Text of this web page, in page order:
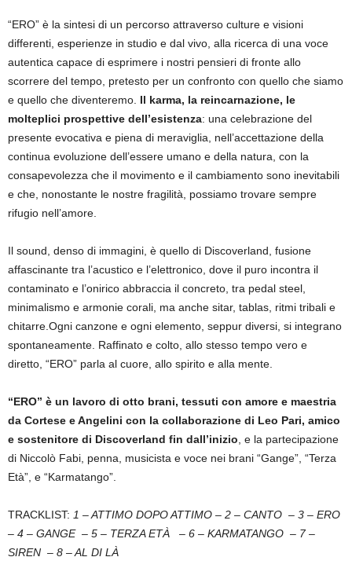
“ERO” è la sintesi di un percorso attraverso culture e visioni
differenti, esperienze in studio e dal vivo, alla ricerca di una voce
autentica capace di esprimere i nostri pensieri di fronte allo
scorrere del tempo, pretesto per un confronto con quello che siamo
e quello che diventeremo. Il karma, la reincarnazione, le
molteplici prospettive dell’esistenza: una celebrazione del
presente evocativa e piena di meraviglia, nell’accettazione della
continua evoluzione dell’essere umano e della natura, con la
consapevolezza che il movimento e il cambiamento sono inevitabili
e che, nonostante le nostre fragilità, possiamo trovare sempre
rifugio nell’amore.
Il sound, denso di immagini, è quello di Discoverland, fusione
affascinante tra l’acustico e l’elettronico, dove il puro incontra il
contaminato e l’onirico abbraccia il concreto, tra pedal steel,
minimalismo e armonie corali, ma anche sitar, tablas, ritmi tribali e
chitarre.Ogni canzone e ogni elemento, seppur diversi, si integrano
spontaneamente. Raffinato e colto, allo stesso tempo vero e
diretto, “ERO” parla al cuore, allo spirito e alla mente.
“ERO” è un lavoro di otto brani, tessuti con amore e maestria
da Cortese e Angelini con la collaborazione di Leo Pari, amico
e sostenitore di Discoverland fin dall’inizio, e la partecipazione
di Niccolò Fabi, penna, musicista e voce nei brani “Gange”, “Terza
Età”, e “Karmatango”.
TRACKLIST: 1 – ATTIMO DOPO ATTIMO – 2 – CANTO – 3 – ERO
– 4 – GANGE – 5 – TERZA ETÀ – 6 – KARMATANGO – 7 –
SIREN – 8 – AL DI LÀ